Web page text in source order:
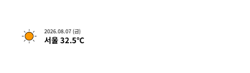
2026.08.07 (금)
서울 32.5℃
태 후임
-31038초 전 >이강인, 폭염 속 AT마드리드 첫 훈련…80명 식사 대
-28177초 전 >미 사업체 일자리, 7월에 2.3만개 순감하고 그 전 2개